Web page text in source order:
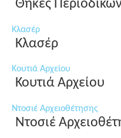
Θήκες
Κλασέρ
Κλασέρ
Κουτιά Αρχείου
Κουτιά Αρχείου
Ντοσιέ Αρχειοθέτησης
Ντοσιέ